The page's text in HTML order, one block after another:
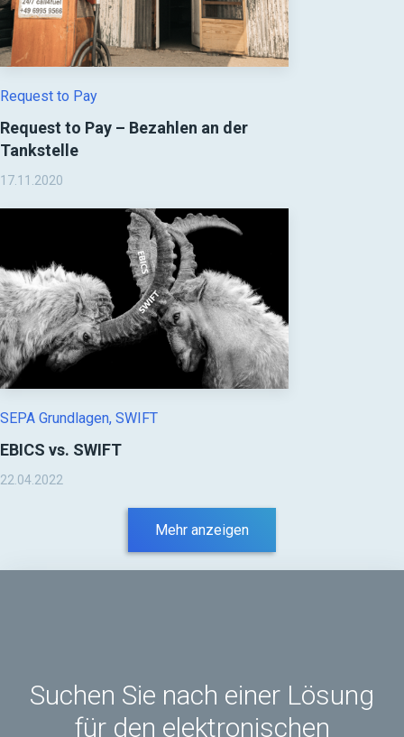
Request to Pay
Request to Pay – Bezahlen an der
Tankstelle
17.11.2020
SEPA Grundlagen, SWIFT
EBICS vs. SWIFT
22.04.2022
Mehr anzeigen
Suchen Sie nach einer Lösung
für den elektronischen